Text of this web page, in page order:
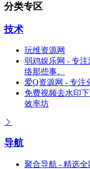
分类专区
技术
玩维资源网
弱鸡娱乐网 - 专
络那些事。
爱Q资源网 - 专注
免费视频去水印
效率坊
导航
聚合导航 - 精选